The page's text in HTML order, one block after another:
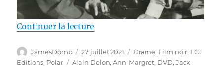
Continuer la lecture
Auteur
JamesDomb
Publié
le
27 juillet 2021 Catégories
Drame, Film noir, LCJ
Editions, Polar Étiquettes
Alain Delon,Ann-Margret, DVD,Jack